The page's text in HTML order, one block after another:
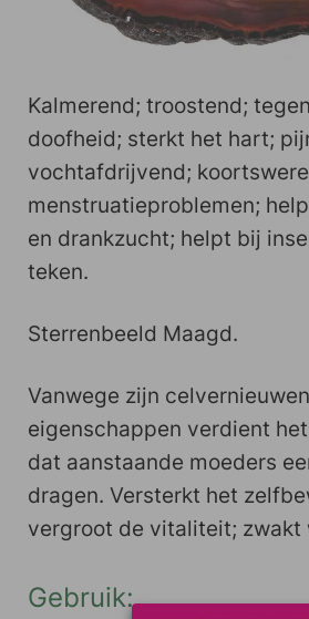
Kalmerend; troostend;
doofheid; sterkt het hart;
vochtafdrijvend;
menstruatieproblemen;
en drankzucht; helpt bij
teken.
Sterrenbeeld Maagd.
Vanwege zijn
eigenschappen verdient
dat aanstaande moeders
dragen. Versterkt het
vergroot de vitaliteit; zwakt
Gebruik: